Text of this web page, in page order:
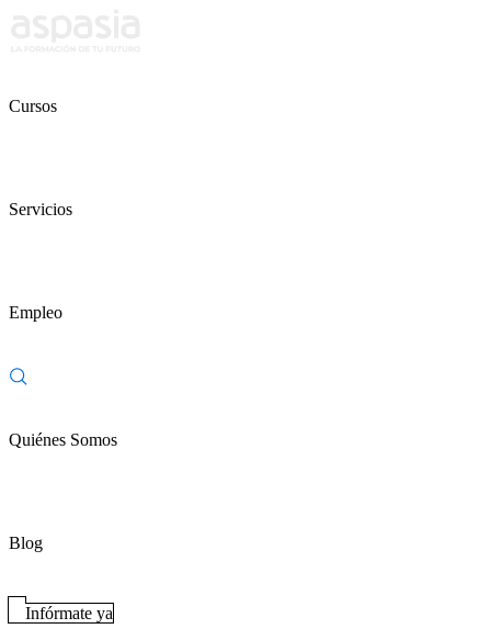
Cursos
Servicios
Empleo
Quiénes Somos
Blog
Infórmate ya